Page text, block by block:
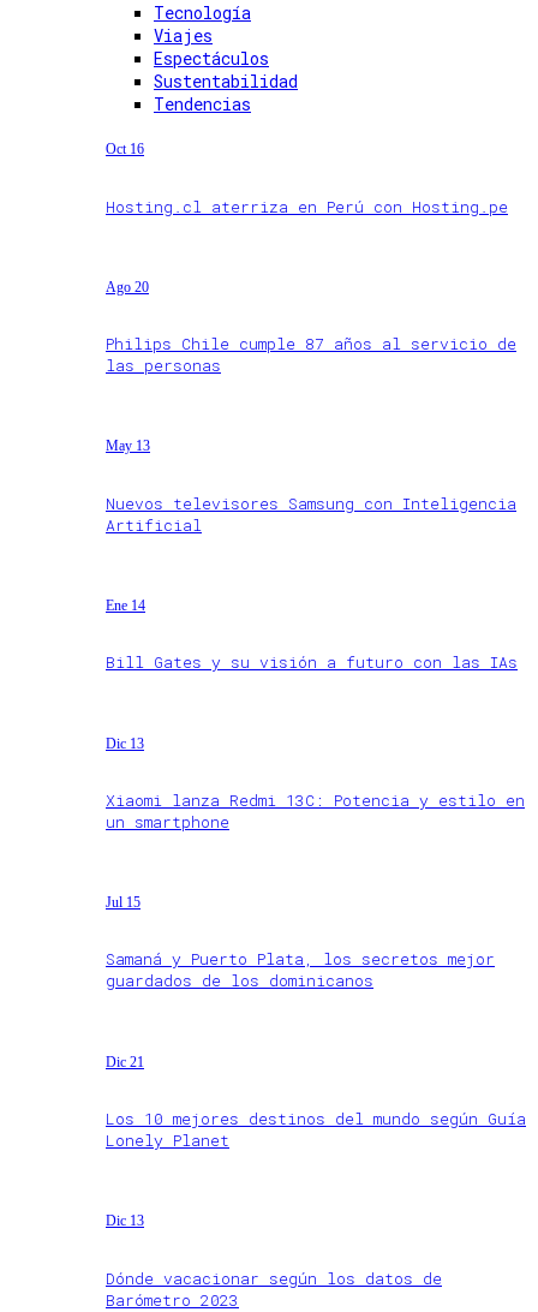
Tecnología
Viajes
Espectáculos
Sustentabilidad
Tendencias
Oct 16
Hosting.cl aterriza en Perú con Hosting.pe
Ago 20
Philips Chile cumple 87 años al servicio de
las personas
May 13
Nuevos televisores Samsung con Inteligencia
Artificial
Ene 14
Bill Gates y su visión a futuro con las IAs
Dic 13
Xiaomi lanza Redmi 13C: Potencia y estilo en
un smartphone
Jul 15
Samaná y Puerto Plata, los secretos mejor
guardados de los dominicanos
Dic 21
Los 10 mejores destinos del mundo según Guía
Lonely Planet
Dic 13
Dónde vacacionar según los datos de
Barómetro 2023